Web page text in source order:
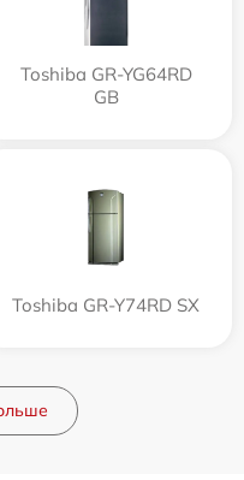
Toshiba GR-YG64RD
GB
Toshiba GR-Y74RD SX